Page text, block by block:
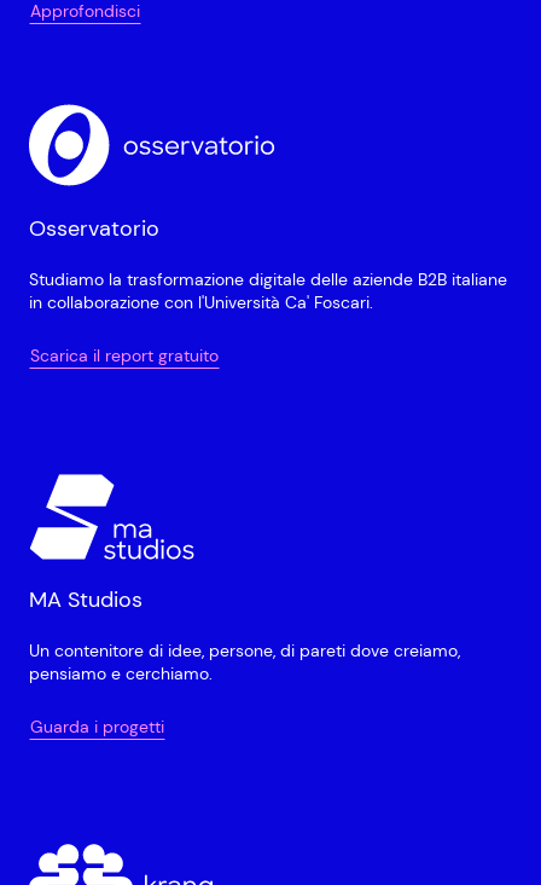
Approfondisci
Osservatorio
Studiamo la trasformazione digitale delle aziende B2B italiane
in collaborazione con l'Università Ca' Foscari.
Scarica il report gratuito
MA Studios
Un contenitore di idee, persone, di pareti dove creiamo,
pensiamo e cerchiamo.
Guarda i progetti